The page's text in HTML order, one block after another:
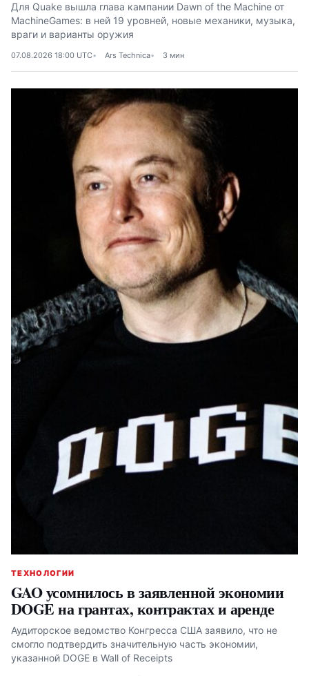
Для Quake вышла глава кампании Dawn of the Machine от
MachineGames: в ней 19 уровней, новые механики, музыка,
враги и варианты оружия
07.08.2026 18:00 UTC Ars Technica 3 мин
ТЕХНОЛОГИИ
GAO усомнилось в заявленной экономии
DOGE на грантах, контрактах и аренде
Аудиторское ведомство Конгресса США заявило, что не
смогло подтвердить значительную часть экономии,
указанной DOGE в Wall of Receipts